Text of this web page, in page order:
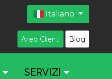
Italiano
Area Clienti Blog
SERVIZI